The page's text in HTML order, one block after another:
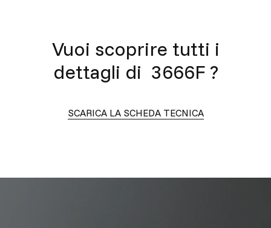
Vuoi scoprire tutti i
dettagli di 3666F ?
SCARICA LA SCHEDA TECNICA